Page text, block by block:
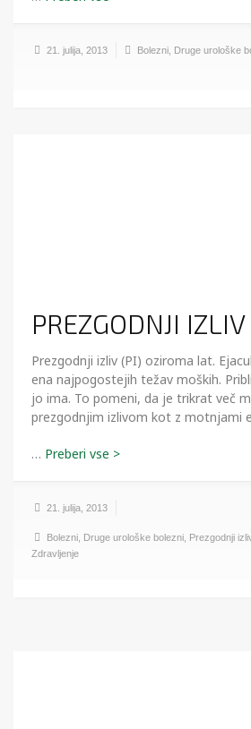
21. julija, 2013 Bolezni Druge urološke
PREZGODNJI IZLIV
Prezgodnji izliv (PI) oziroma lat.
ena najpogostejih težav moških.
jo ima. To pomeni, da je trikrat več
prezgodnjim izlivom kot z motnjami
…
21. julija, 2013
Bolezni Druge urološke bolezni Prezgodnji
Zdravljenje